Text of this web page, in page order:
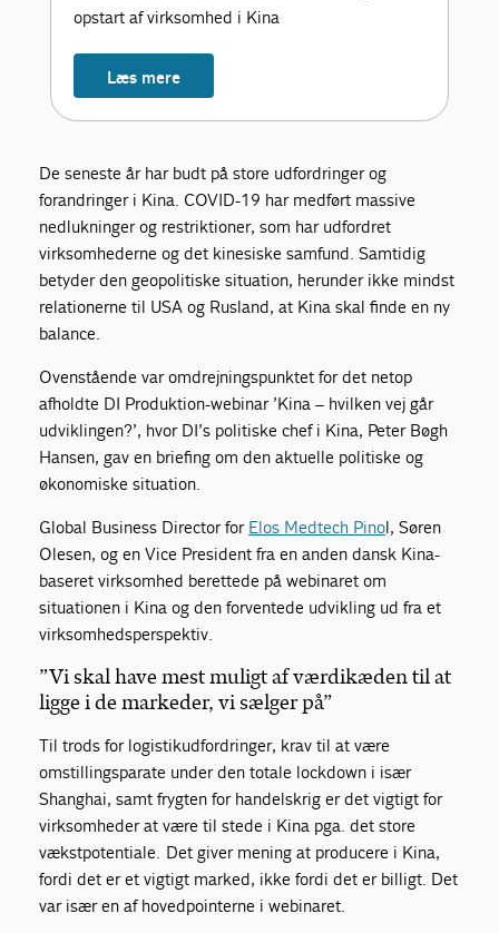
opstart af virksomhed i Kina
Læs mere
De seneste år har budt på store udfordringer og
forandringer i Kina. COVID-19 har medført massive
nedlukninger og restriktioner, som har udfordret
virksomhederne og det kinesiske samfund. Samtidig
betyder den geopolitiske situation, herunder ikke mindst
relationerne til USA og Rusland, at Kina skal finde en ny
balance.
Ovenstående var omdrejningspunktet for det netop
afholdte DI Produktion-webinar ’Kina – hvilken vej går
udviklingen?’, hvor DI’s politiske chef i Kina, Peter Bøgh
Hansen, gav en briefing om den aktuelle politiske og
økonomiske situation.
Global Business Director for Elos Medtech Pinol, Søren
Olesen, og en Vice President fra en anden dansk Kina-
baseret virksomhed berettede på webinaret om
situationen i Kina og den forventede udvikling ud fra et
virksomhedsperspektiv.
”Vi skal have mest muligt af værdikæden til at
ligge i de markeder, vi sælger på”
Til trods for logistikudfordringer, krav til at være
omstillingsparate under den totale lockdown i især
Shanghai, samt frygten for handelskrig er det vigtigt for
virksomheder at være til stede i Kina pga. det store
vækstpotentiale. Det giver mening at producere i Kina,
fordi det er et vigtigt marked, ikke fordi det er billigt. Det
var især en af hovedpointerne i webinaret.